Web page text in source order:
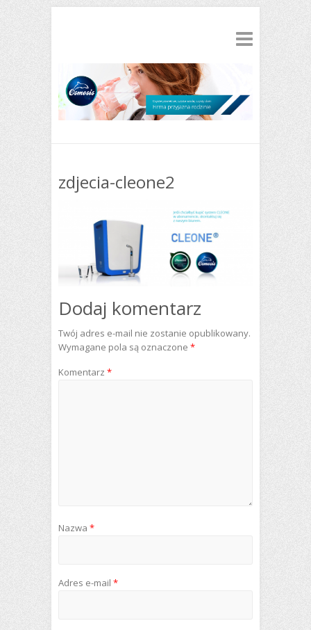
zdjecia-cleone2
Dodaj komentarz
Twój adres e-mail nie zostanie opublikowany.
Wymagane pola są oznaczone *
Komentarz *
Nazwa *
Adres e-mail *